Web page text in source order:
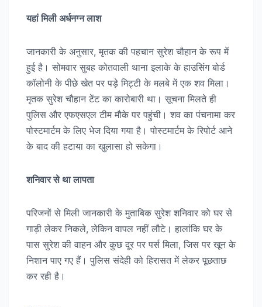
यहां मिली अर्धनग्न लाश
जानकारी के अनुसार, मृतक की पहचान सुरेश चौहान के रूप में
हुई है। सोमवार सुबह कोतवाली थाना इलाके के हाउसिंग बोर्ड
कॉलोनी के पीछे खेत पर पड़े मिट्टी के मलबे में एक शव मिला।
मृतक सुरेश चौहान टेंट का कारोबारी था। सूचना मिलते ही
पुलिस और एफएसएल टीम मौके पर पहुंची। शव का पंचनामा कर
पोस्टमार्टम के लिए भेज दिया गया है। पोस्टमार्टम के रिपोर्ट आने
के बाद की हटाया का खुलासा हो सकेगा।
शनिवार से था लापता
परिजनों से मिली जानकारी के मुताबिक सुरेश शनिवार को घर से
गाड़ी लेकर निकले, लेकिन वापल नहीं लौटे। हालांकि घर के
पास सुरेश की वाहन और कुछ दूर पर पर्स मिला, जिस पर खून के
निशान पाए गए हैं। पुलिस संदेही को हिरासत में लेकर पूछताछ
कर रही है।